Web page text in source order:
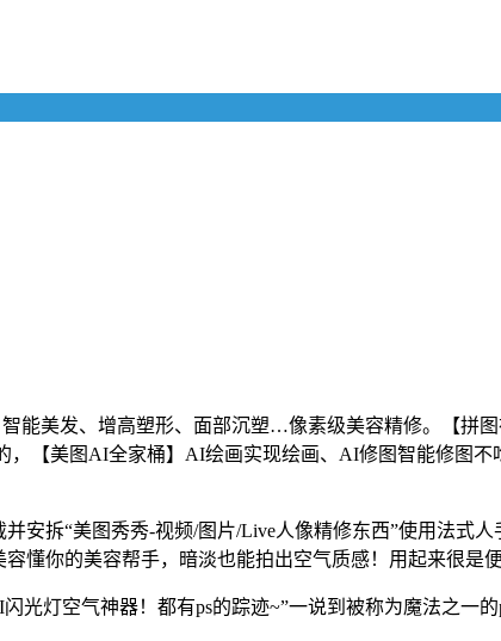
美发、增高塑形、面部沉塑…像素级美容精修。【拼
【美图AI全家桶】AI绘画实现绘画、AI修图智能修图
拆“美图秀秀-视频/图片/Live人像精修东西”使用法式
懂你的美容帮手，暗淡也能拍出空气质感！用起来很是
灯空气神器！都有ps的踪迹~”一说到被称为魔法之一